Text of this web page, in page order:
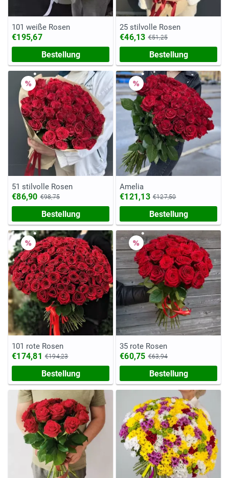
101 weiße Rosen
€195,67
Bestellung
25 stilvolle Rosen
€46,13 €51,25
Bestellung
51 stilvolle Rosen
€86,90 €98,75
Bestellung
Amelia
€121,13 €127,50
Bestellung
101 rote Rosen
€174,81 €194,23
Bestellung
35 rote Rosen
€60,75 €63,94
Bestellung